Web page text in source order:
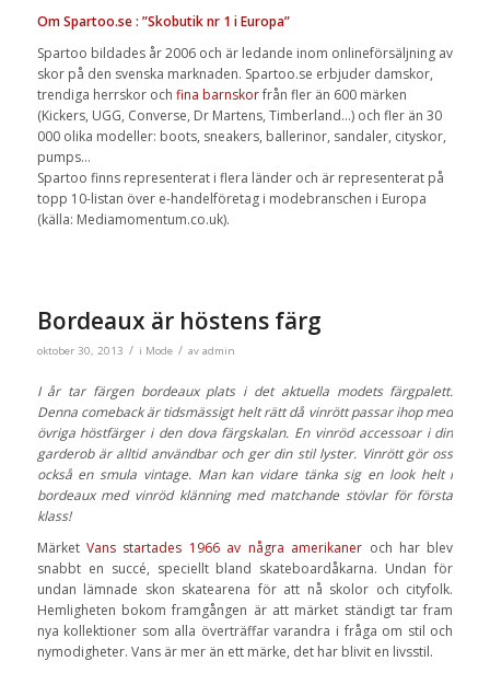
Om Spartoo.se : ”Skobutik nr 1 i Europa”
Spartoo bildades år 2006 och är ledande inom onlineförsäljning av
skor på den svenska marknaden. Spartoo.se erbjuder damskor,
trendiga herrskor och fina barnskorfrån fler än 600 märken
(Kickers, UGG, Converse, Dr Martens, Timberland…) och fler än 30
000 olika modeller: boots, sneakers, ballerinor, sandaler, cityskor,
pumps…
Spartoo finns representerat i flera länder och är representerat på
topp 10-listan över e-handelföretag i modebranschen i Europa
(källa: Mediamomentum.co.uk).
Bordeaux är höstens färg
oktober 30, 2013 / i Mode / av admin
I år tar färgen bordeaux plats i det aktuella modets färgpalett.
Denna comeback är tidsmässigt helt rätt då vinrött passar ihop med
övriga höstfärger i den dova färgskalan. En vinröd accessoar i din
garderob är alltid användbar och ger din stil lyster. Vinrött gör oss
också en smula vintage. Man kan vidare tänka sig en look helt i
bordeaux med vinröd klänning med matchande stövlar för första
klass!
MärketVans startades 1966 av några amerikaner och har blev
snabbt en succé, speciellt bland skateboardåkarna. Undan för
undan lämnade skon skatearena för att nå skolor och cityfolk.
Hemligheten bokom framgången är att märket ständigt tar fram
nya kollektioner som alla överträffar varandra i fråga om stil och
nymodigheter. Vans är mer än ett märke, det har blivit en livsstil.